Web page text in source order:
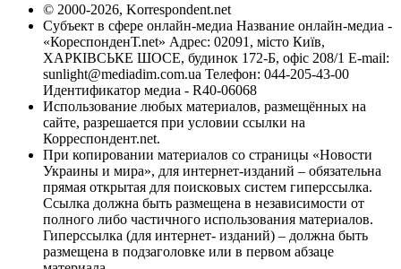
© 2000-2026, Korrespondent.net
Субъект в сфере онлайн-медиа Название онлайн-медиа -
«КореспонденТ.net» Адрес: 02091, місто Київ,
ХАРКІВСЬКЕ ШОСЕ, будинок 172-Б, офіс 208/1 E-mail:
sunlight@mediadim.com.ua Телефон: 044-205-43-00
Идентификатор медиа - R40-06068
Использование любых материалов, размещённых на
сайте, разрешается при условии ссылки на
Корреспондент.net.
При копировании материалов со страницы «Новости
Украины и мира», для интернет-изданий – обязательна
прямая открытая для поисковых систем гиперссылка.
Ссылка должна быть размещена в независимости от
полного либо частичного использования материалов.
Гиперссылка (для интернет- изданий) – должна быть
размещена в подзаголовке или в первом абзаце